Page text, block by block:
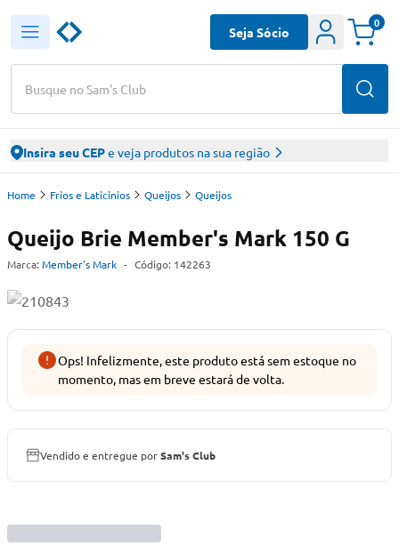
Busque no Sam's Club
Seja Sócio
0
Insira seu CEPe veja produtos na sua região
Home Frios e Laticinios Queijos Queijos
Queijo Brie Member's Mark 150 G
Marca: Member's Mark - Código: 142263
Ops! Infelizmente, este produto está sem estoque no
momento, mas em breve estará de volta.
Vendido e entregue porSam's Club